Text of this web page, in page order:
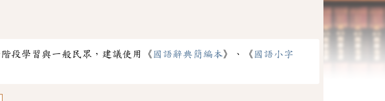
階段學習與一般民眾，建議使用《 國語辭典簡編本》、《 國語小字